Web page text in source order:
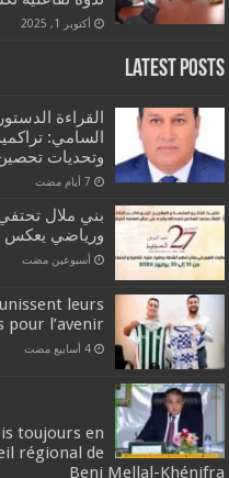
أكتوبر 1, 2025
Latest Posts
القراءة
السامي:
وتحديات
بني ملال
ورياضي يعكس
‏أسبوعين مضت
leurs
pour l’avenir
‏4 أسابيع مضت
toujours en
régional de
Beni Mellal-Khénifra